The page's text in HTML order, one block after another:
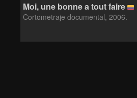
Moi, une bonne a tout faire
Cortometraje documental, 2006.